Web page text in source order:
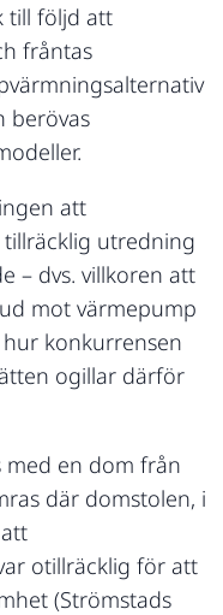
till följd att
fråntas
berövas
att
utredning
– dvs. villkoren att
mot värmepump
konkurrensen
ogillar därför
med en dom från
där domstolen, i
otillräcklig för att
(Strömstads